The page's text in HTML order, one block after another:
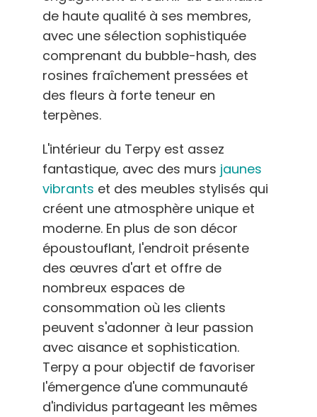
de haute qualité à ses membres,
avec une sélection sophistiquée
comprenant du bubble-hash, des
rosines fraîchement pressées et
des fleurs à forte teneur en
terpènes.
L'intérieur du Terpy est assez
fantastique, avec des murs jaunes
vibrants et des meubles stylisés qui
créent une atmosphère unique et
moderne. En plus de son décor
époustouflant, l'endroit présente
des œuvres d'art et offre de
nombreux espaces de
consommation où les clients
peuvent s'adonner à leur passion
avec aisance et sophistication.
Terpy a pour objectif de favoriser
l'émergence d'une communauté
d'individus partageant les mêmes